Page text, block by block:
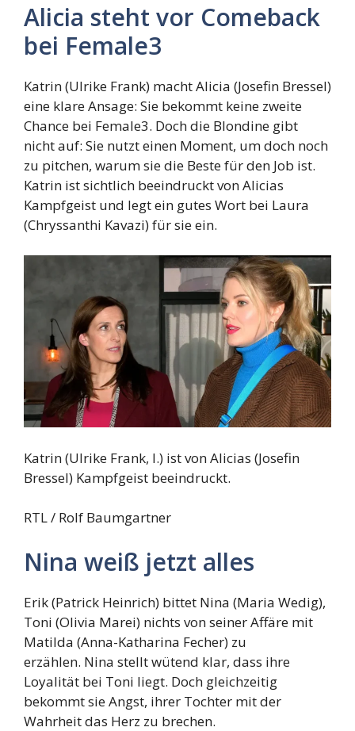
Alicia steht vor Comeback
bei Female3
Katrin (Ulrike Frank) macht Alicia (Josefin Bressel)
eine klare Ansage: Sie bekommt keine zweite
Chance bei Female3. Doch die Blondine gibt
nicht auf: Sie nutzt einen Moment, um doch noch
zu pitchen, warum sie die Beste für den Job ist.
Katrin ist sichtlich beeindruckt von Alicias
Kampfgeist und legt ein gutes Wort bei Laura
(Chryssanthi Kavazi) für sie ein.
Katrin (Ulrike Frank, l.) ist von Alicias (Josefin
Bressel) Kampfgeist beeindruckt.
RTL / Rolf Baumgartner
Nina weiß jetzt alles
Erik (Patrick Heinrich) bittet Nina (Maria Wedig),
Toni (Olivia Marei) nichts von seiner Affäre mit
Matilda (Anna-Katharina Fecher) zu
erzählen. Nina stellt wütend klar, dass ihre
Loyalität bei Toni liegt. Doch gleichzeitig
bekommt sie Angst, ihrer Tochter mit der
Wahrheit das Herz zu brechen.